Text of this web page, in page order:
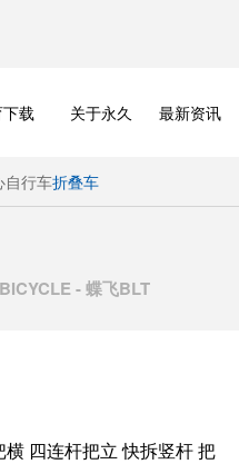
载
关于永久 最新资讯
自行车折叠车
- 蝶飞BLT
四连杆把立 快拆竖杆 把